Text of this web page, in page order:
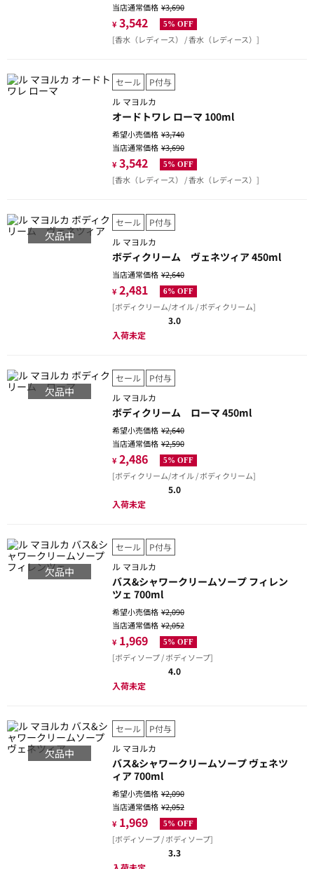
当店通常価格¥3,690
¥ 3,542 5% OFF
[香水（レディース） / 香水（レディース）]
セール
P付与
ル マヨルカ
オードトワレ ローマ 100ml
希望小売価格¥3,740
当店通常価格¥3,690
¥ 3,542 5% OFF
[香水（レディース） / 香水（レディース）]
欠品中
セール
P付与
ル マヨルカ
ボディクリーム ヴェネツィア 450ml
当店通常価格¥2,640
¥ 2,481 6% OFF
[ボディクリーム/オイル / ボディクリーム]
3.0
入荷未定
欠品中
セール
P付与
ル マヨルカ
ボディクリーム ローマ 450ml
希望小売価格¥2,640
当店通常価格¥2,590
¥ 2,486 5% OFF
[ボディクリーム/オイル / ボディクリーム]
5.0
入荷未定
欠品中
セール
P付与
ル マヨルカ
バス&シャワークリームソープ フィレン
ツェ 700ml
希望小売価格¥2,090
当店通常価格¥2,052
¥ 1,969 5% OFF
[ボディソープ / ボディソープ]
4.0
入荷未定
欠品中
セール
P付与
ル マヨルカ
バス&シャワークリームソープ ヴェネツ
ィア 700ml
希望小売価格¥2,090
当店通常価格¥2,052
¥ 1,969 5% OFF
[ボディソープ / ボディソープ]
3.3